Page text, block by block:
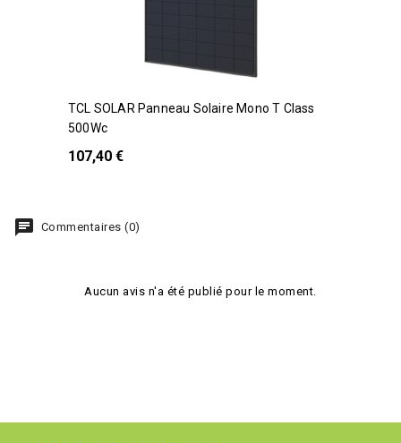
TCL SOLAR Panneau Solaire Mono T Class
500Wc
107,40 €
chat Commentaires (0)
Aucun avis n'a été publié pour le moment.